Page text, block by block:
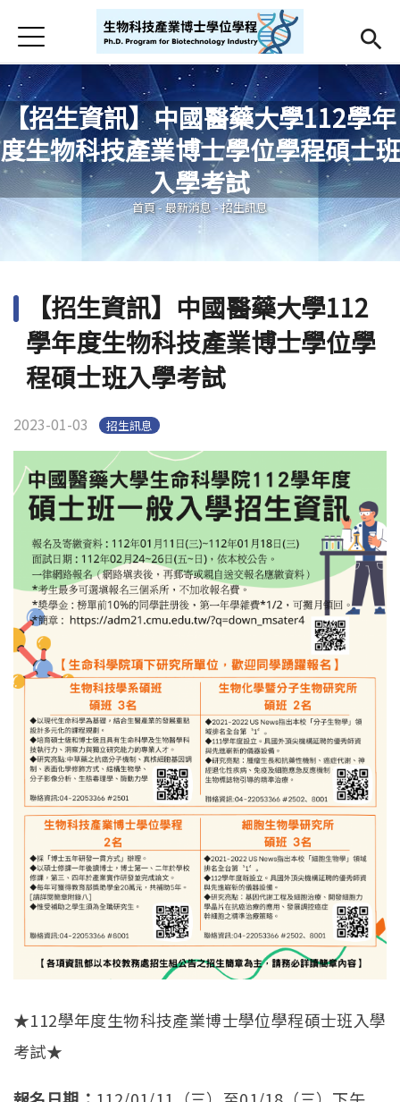
首頁
首頁
最新消息
Open submenu (學程簡介)
學程簡介
Open
師資
招生
Open submenu (學生專區)
學生專區
活動集錦
Jump to Navigation
Jump to Main content
【招生資訊】中國醫藥大學112學年
度生物科技產業博士學位學程碩士班
入學考試
您在這裡
首頁-最新消息 -招生訊息
【招生資訊】中國醫藥大學112
學年度生物科技產業博士學位學
程碩士班入學考試
2023-01-03 招生訊息
★112學年度生物科技產業博士學位學程碩士班入學
考試★